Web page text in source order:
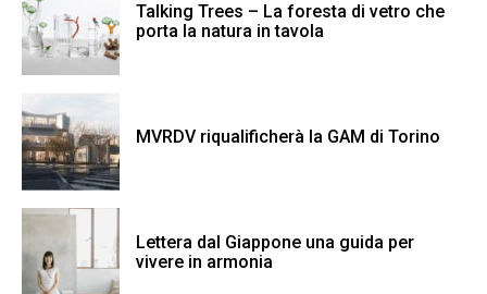
Talking Trees – La foresta di vetro che
porta la natura in tavola
MVRDV riqualificherà la GAM di Torino
Lettera dal Giappone una guida per
vivere in armonia